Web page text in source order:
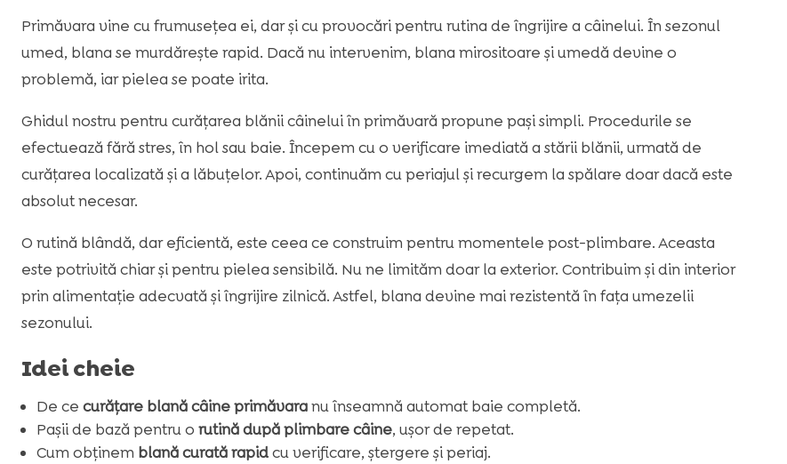
Primăvara vine cu frumusețea ei, dar și cu provocări pentru rutina de îngrijire a câinelui. În sezonul
umed, blana se murdărește rapid. Dacă nu intervenim, blana mirositoare și umedă devine o
problemă, iar pielea se poate irita.
Ghidul nostru pentru curățarea blănii câinelui în primăvară propune pași simpli. Procedurile se
efectuează fără stres, în hol sau baie. Începem cu o verificare imediată a stării blănii, urmată de
curățarea localizată și a lăbuțelor. Apoi, continuăm cu periajul și recurgem la spălare doar dacă este
absolut necesar.
O rutină blândă, dar eficientă, este ceea ce construim pentru momentele post-plimbare. Aceasta
este potrivită chiar și pentru pielea sensibilă. Nu ne limităm doar la exterior. Contribuim și din interior
prin alimentație adecvată și îngrijire zilnică. Astfel, blana devine mai rezistentă în fața umezelii
sezonului.
Idei cheie
De ce curățare blană câine primăvaranu înseamnă automat baie completă.
Pașii de bază pentru o rutină după plimbare câine, ușor de repetat.
Cum obținem blană curată rapidcu verificare, ștergere și periaj.